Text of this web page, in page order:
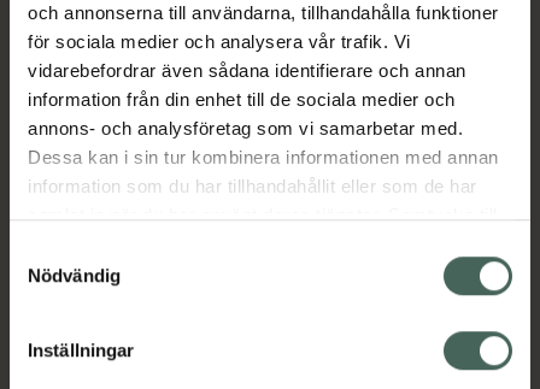
och annonserna till användarna, tillhandahålla funktioner
för sociala medier och analysera vår trafik. Vi
vidarebefordrar även sådana identifierare och annan
information från din enhet till de sociala medier och
annons- och analysföretag som vi samarbetar med.
Dessa kan i sin tur kombinera informationen med annan
information som du har tillhandahållit eller som de har
samlat in när du har använt deras tjänster. Samtycke till
återkalla ditt samtycke via webbplatsens
cookieinställningar. Ett återkallat samtycke påverkar inte
lagligheten av behandling som skett innan återkallelsen.
Nödvändig
Inställningar
Beskrivning Dölj
Läs alltid bipacksedeln innan
användning.
EAN:03830070470659
Bipacksedel från FASS Visa